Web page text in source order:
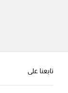
تابعنا على